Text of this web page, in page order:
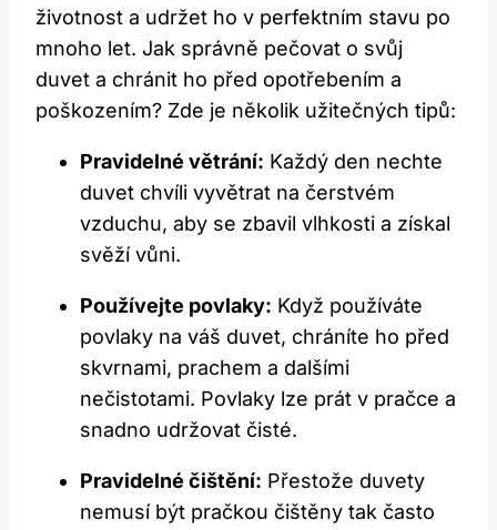
životnost a udržet ho v perfektním stavu po
mnoho let. Jak správně pečovat o svůj
duvet a chránit ho před opotřebením a
poškozením? Zde je několik užitečných tipů:
Pravidelné větrání: Každý den nechte
duvet chvíli vyvětrat na čerstvém
vzduchu, aby se zbavil vlhkosti a získal
svěží vůni.
Používejte povlaky: Když používáte
povlaky na váš duvet, chráníte ho před
skvrnami, prachem a dalšími
nečistotami. Povlaky lze prát v pračce a
snadno udržovat čisté.
Pravidelné čištění: Přestože duvety
nemusí být pračkou čištěny tak často